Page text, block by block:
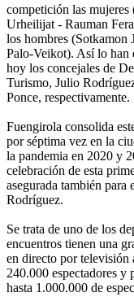
competición las mujeres
Urheilijat - Rauman
los hombres (Sotkamon
Palo-Veikot). Así lo han
hoy los concejales de
Turismo, Julio
Ponce, respectivamente.
Fuengirola consolida
por séptima vez en la
la pandemia en 2020 y
celebración de esta
asegurada también
Rodríguez.
Se trata de uno de los
encuentros tienen una
en directo por televisión
240.000 espectadores y
hasta 1.000.000 de